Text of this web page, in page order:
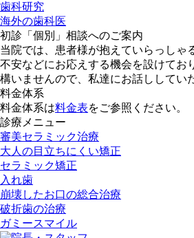
歯科研究
海外の歯科医
初診「個別」相談へのご案内
当院では、患者様が抱えていらっしゃ
不安などにお応えする機会を設けてお
構いませんので、私達にお話ししてい
料金体系
料金体系は料金表をご参照ください。
診療メニュー
審美セラミック治療
大人の目立ちにくい矯正
セラミック矯正
入れ歯
崩壊したお口の総合治療
破折歯の治療
ガミースマイル